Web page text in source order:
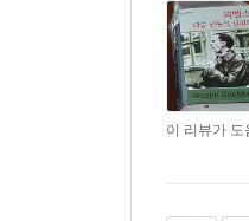
매혹했다. 나
유일무이하
기꺼이 목숨
그러나 무엇
믿음에서 비
강해지는 길
앞에 용기를
이 리뷰가